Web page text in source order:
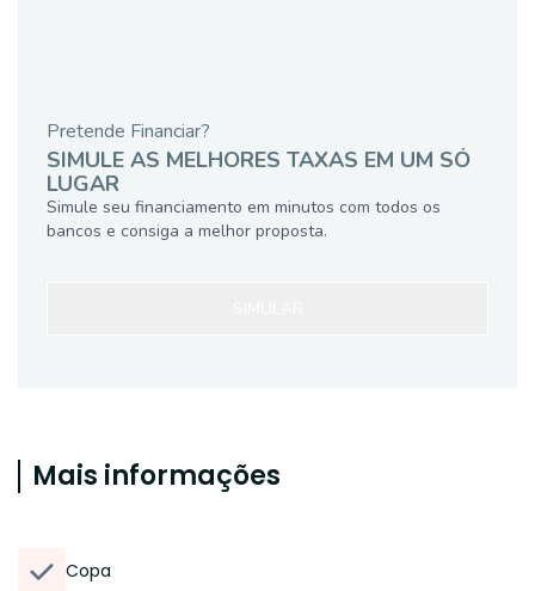
Pretende Financiar?
SIMULE AS MELHORES TAXAS EM UM SÓ
LUGAR
Simule seu financiamento em minutos com todos os
bancos e consiga a melhor proposta.
Mais informações
Copa